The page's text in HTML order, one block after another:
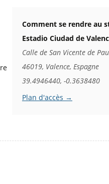
Comment se rendre au
Estadio Ciudad de
Calle de San Vicente de
46019, Valence, Espagne
39.4946440, -0.3638480
Plan d'accès →